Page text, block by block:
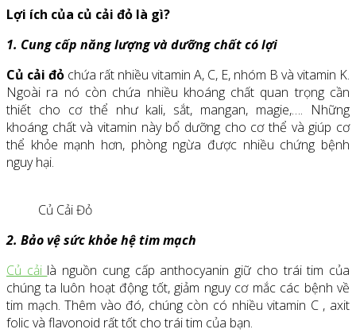
Lợi ích của củ cải đỏ là gì?
1. Cung cấp năng lượng và dưỡng chất có lợi
Củ cải đỏ chứa rất nhiều vitamin A, C, E, nhóm B và vitamin K.
Ngoài ra nó còn chứa nhiều khoáng chất quan trọng cần
thiết cho cơ thể như kali, sắt, mangan, magie,…. Những
khoáng chất và vitamin này bổ dưỡng cho cơ thể và giúp cơ
thể khỏe mạnh hơn, phòng ngừa được nhiều chứng bệnh
nguy hại.
Củ Cải Đỏ
2. Bảo vệ sức khỏe hệ tim mạch
Củ cải là nguồn cung cấp anthocyanin giữ cho trái tim của
chúng ta luôn hoạt động tốt, giảm nguy cơ mắc các bệnh về
tim mạch. Thêm vào đó, chúng còn có nhiều vitamin C , axit
folic và flavonoid rất tốt cho trái tim của bạn.